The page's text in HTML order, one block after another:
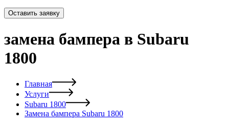
Оставить заявку
замена бампера в Subaru
1800
Главная
Услуги
Subaru 1800
Замена бампера Subaru 1800